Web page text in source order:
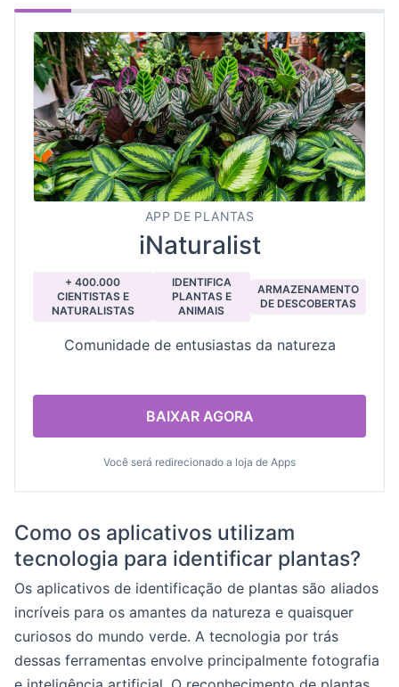
APP DE PLANTAS
iNaturalist
+ 400.000
CIENTISTAS E
NATURALISTAS
IDENTIFICA
PLANTAS E
ANIMAIS
ARMAZENAMENTO
DE DESCOBERTAS
Comunidade de entusiastas da natureza
BAIXAR AGORA
Você será redirecionado a loja de Apps
Como os aplicativos utilizam
tecnologia para identificar plantas?
Os aplicativos de identificação de plantas são aliados
incríveis para os amantes da natureza e quaisquer
curiosos do mundo verde. A tecnologia por trás
dessas ferramentas envolve principalmente fotografia